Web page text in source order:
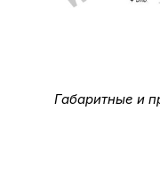
Габаритные и